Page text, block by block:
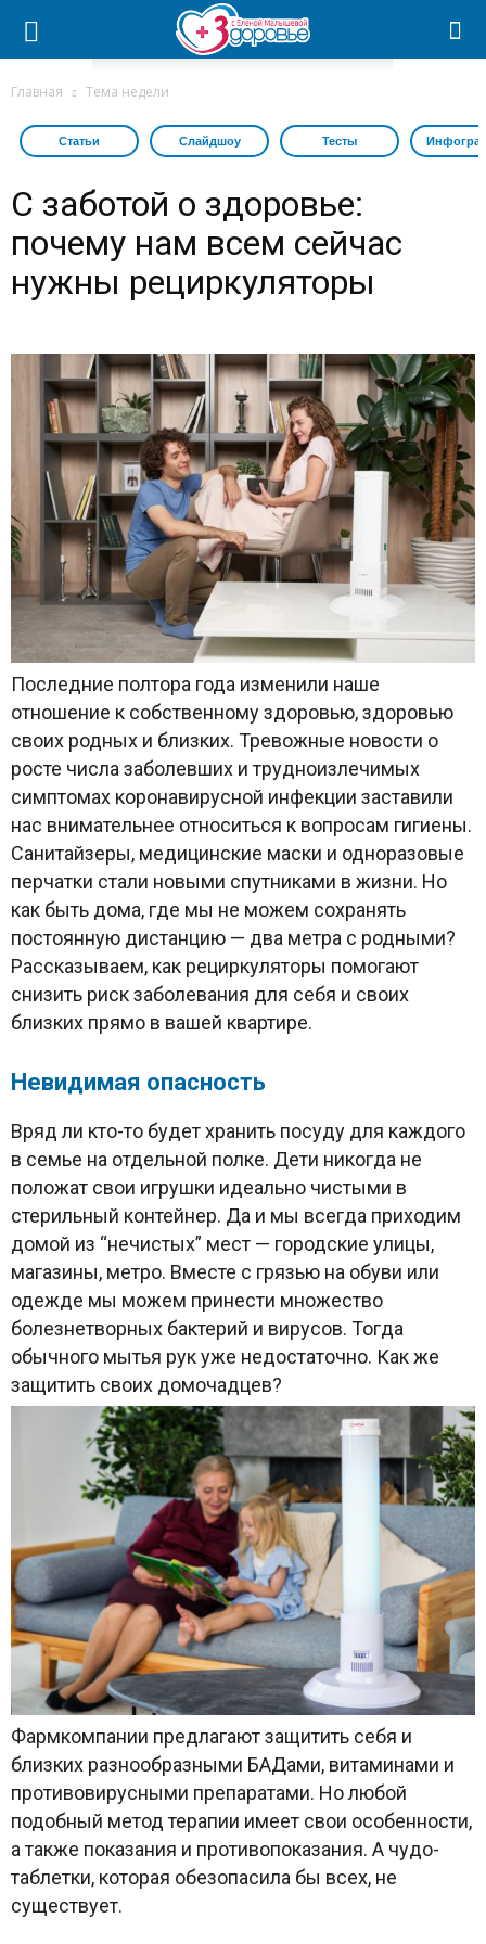
Главная Тема недели
Статьи Слайдшоу Тесты
С заботой о здоровье:
почему нам всем сейчас
нужны рециркуляторы
Последние полтора года изменили наше
отношение к собственному здоровью, здоровью
своих родных и близких. Тревожные новости о
росте числа заболевших и трудноизлечимых
симптомах коронавирусной инфекции заставили
нас внимательнее относиться к вопросам гигиены.
Санитайзеры, медицинские маски и одноразовые
перчатки стали новыми спутниками в жизни. Но
как быть дома, где мы не можем сохранять
постоянную дистанцию — два метра с родными?
Рассказываем, как рециркуляторы помогают
снизить риск заболевания для себя и своих
близких прямо в вашей квартире.
Невидимая опасность
Вряд ли кто-то будет хранить посуду для каждого
в семье на отдельной полке. Дети никогда не
положат свои игрушки идеально чистыми в
стерильный контейнер. Да и мы всегда приходим
домой из “нечистых” мест — городские улицы,
магазины, метро. Вместе с грязью на обуви или
одежде мы можем принести множество
болезнетворных бактерий и вирусов. Тогда
обычного мытья рук уже недостаточно. Как же
защитить своих домочадцев?
Фармкомпании предлагают защитить себя и
близких разнообразными БАДами, витаминами и
противовирусными препаратами. Но любой
подобный метод терапии имеет свои особенности,
а также показания и противопоказания. А чудо-
таблетки, которая обезопасила бы всех, не
существует.